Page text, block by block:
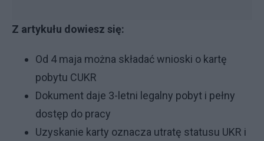
Z artykułu dowiesz się:
Od 4 maja można składać wnioski o kartę
pobytu CUKR
Dokument daje 3-letni legalny pobyt i pełny
dostęp do pracy
Uzyskanie karty oznacza utratę statusu UKR i